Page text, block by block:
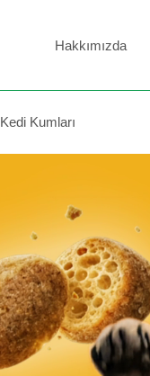
Hakkımızda
Kedi Kumları